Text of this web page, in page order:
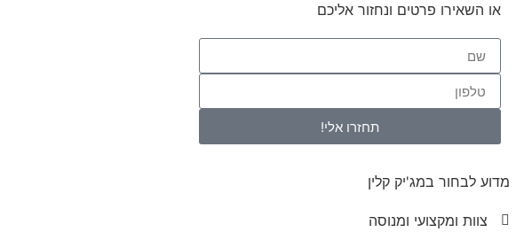
או השאירו פרטים ונחזור אליכם
תחזרו אלי!
מדוע לבחור במג'יק קלין
צוות ומקצועי ומנוסה